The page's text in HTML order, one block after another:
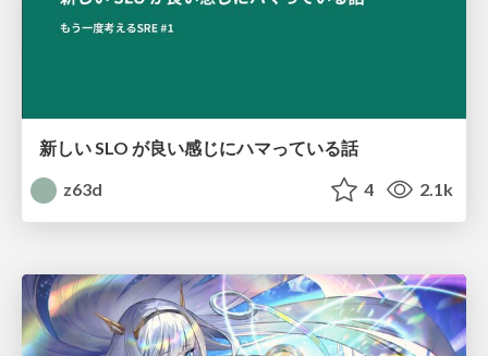
新しい SLO が良い感じにハマっている話
z63d
4 2.1k